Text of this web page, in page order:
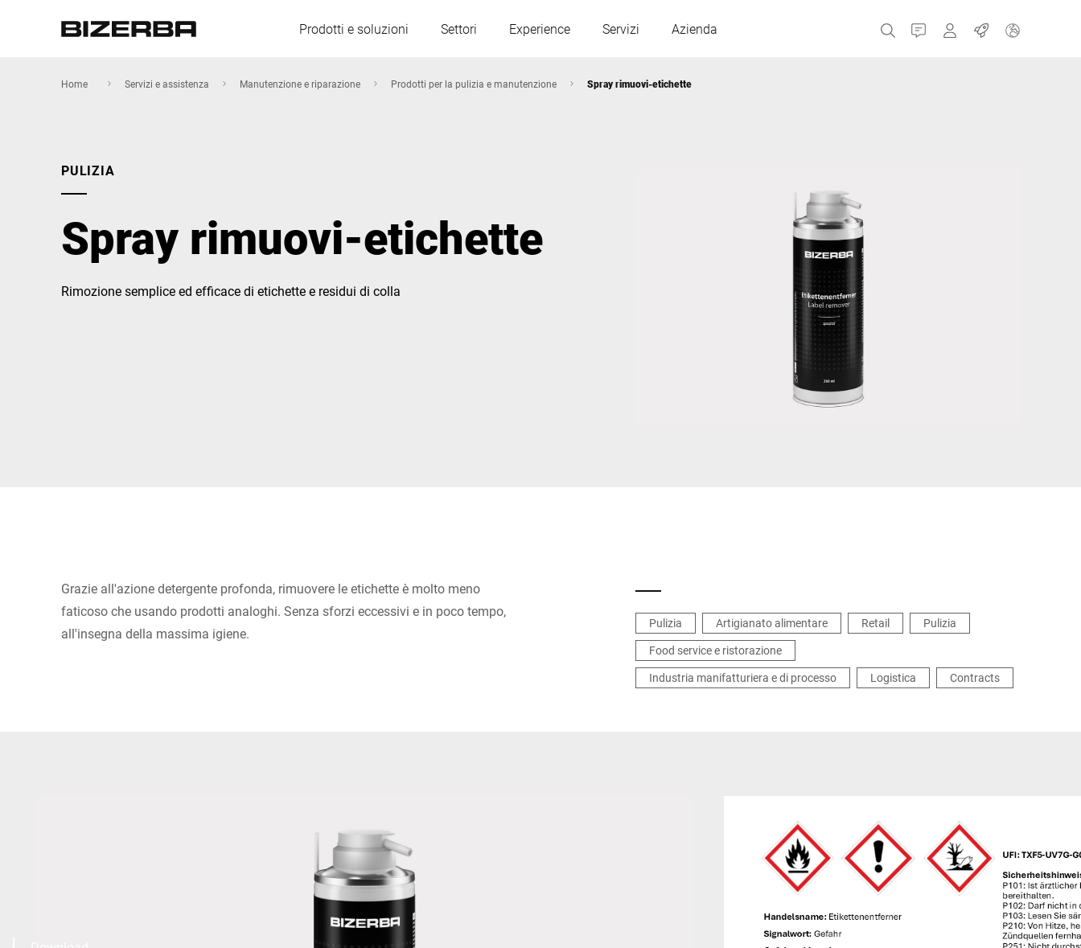
Prodotti e soluzioni Settori Experience Servizi Azienda Contatti MyBizerba
Lavori
Ungheria
Polonia
America
Asia
Home Servizi e assistenza Manutenzione e riparazione Prodotti per la pulizia e manutenzione Spray rimuovi-etichette
PULIZIA
Spray rimuovi-etichette
Rimozione semplice ed efficace di etichette e residui di colla
Grazie all'azione detergente profonda, rimuovere le etichette è molto meno
faticoso che usando prodotti analoghi. Senza sforzi eccessivi e in poco tempo,
all'insegna della massima igiene.
Pulizia Artigianato alimentare Retail
Pulizia
Food service e ristorazione
Industria manifatturiera e di processo
Logistica Contracts